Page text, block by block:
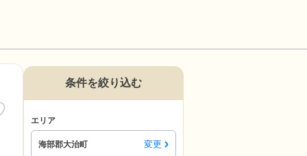
条件を絞り込む
エリア
海部郡大治町 変更